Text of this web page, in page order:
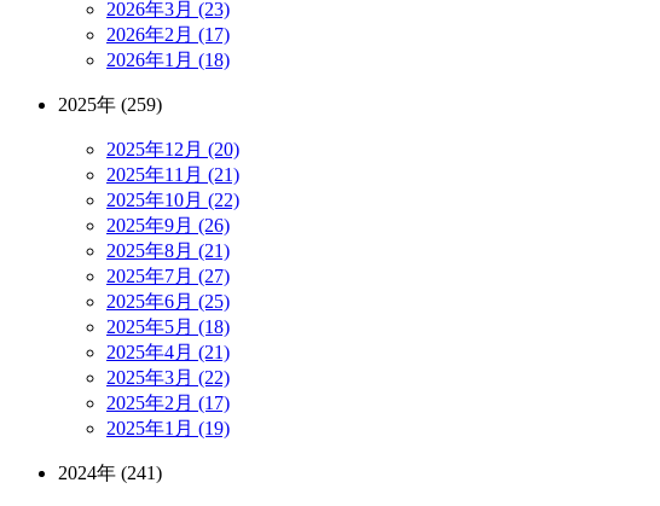
2026年3月 (23)
2026年2月 (17)
2026年1月 (18)
2025年 (259)
2025年12月 (20)
2025年11月 (21)
2025年10月 (22)
2025年9月 (26)
2025年8月 (21)
2025年7月 (27)
2025年6月 (25)
2025年5月 (18)
2025年4月 (21)
2025年3月 (22)
2025年2月 (17)
2025年1月 (19)
2024年 (241)